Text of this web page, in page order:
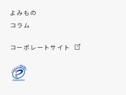
よみもの
コラム
コーポレートサイト